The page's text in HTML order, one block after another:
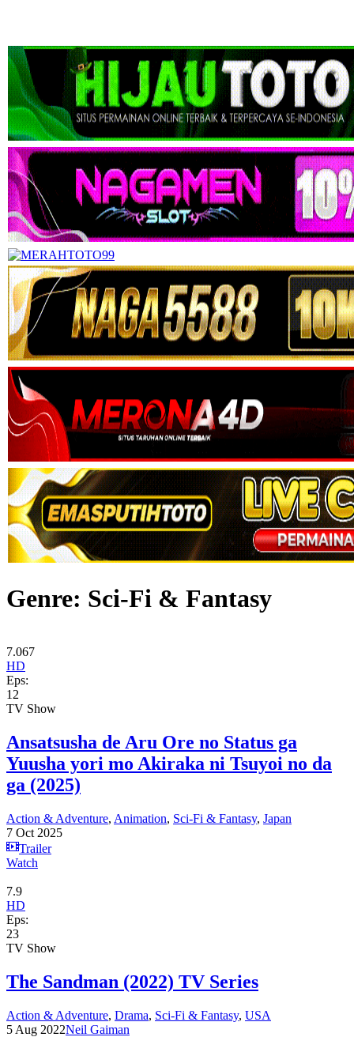
Genre: Sci-Fi & Fantasy
7.067
HD
Eps:
12
TV Show
Ansatsusha de Aru Ore no Status ga
Yuusha yori mo Akiraka ni Tsuyoi no da
ga (2025)
Action & Adventure, Animation, Sci-Fi & Fantasy, Japan
7 Oct 2025
Trailer
Watch
7.9
HD
Eps:
23
TV Show
The Sandman (2022) TV Series
Action & Adventure, Drama, Sci-Fi & Fantasy, USA
5 Aug 2022Neil Gaiman